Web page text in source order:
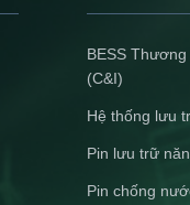
BESS
(C&I)
Hệ thống lưu
Pin lưu trữ
Pin chống